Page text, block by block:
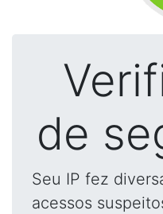
de
Seu IP fez
acessos